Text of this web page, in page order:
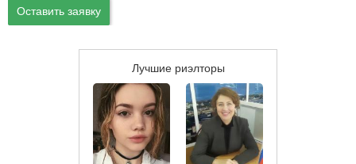
Оставить заявку
Лучшие риэлторы